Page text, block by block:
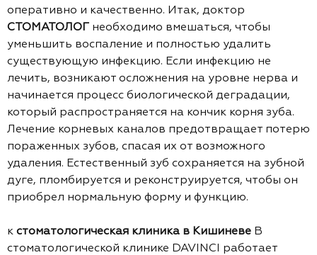
оперативно и качественно. Итак, доктор
СТОМАТОЛОГ
необходимо вмешаться, чтобы
уменьшить воспаление и полностью удалить
существующую инфекцию. Если инфекцию не
лечить, возникают осложнения на уровне нерва и
начинается процесс биологической деградации,
который распространяется на кончик корня зуба.
Лечение корневых каналов предотвращает потерю
пораженных зубов, спасая их от возможного
удаления. Естественный зуб сохраняется на зубной
дуге, пломбируется и реконструируется, чтобы он
приобрел нормальную форму и функцию.
к стоматологическая клиника в Кишиневе В
стоматологической клинике DAVINCI работает